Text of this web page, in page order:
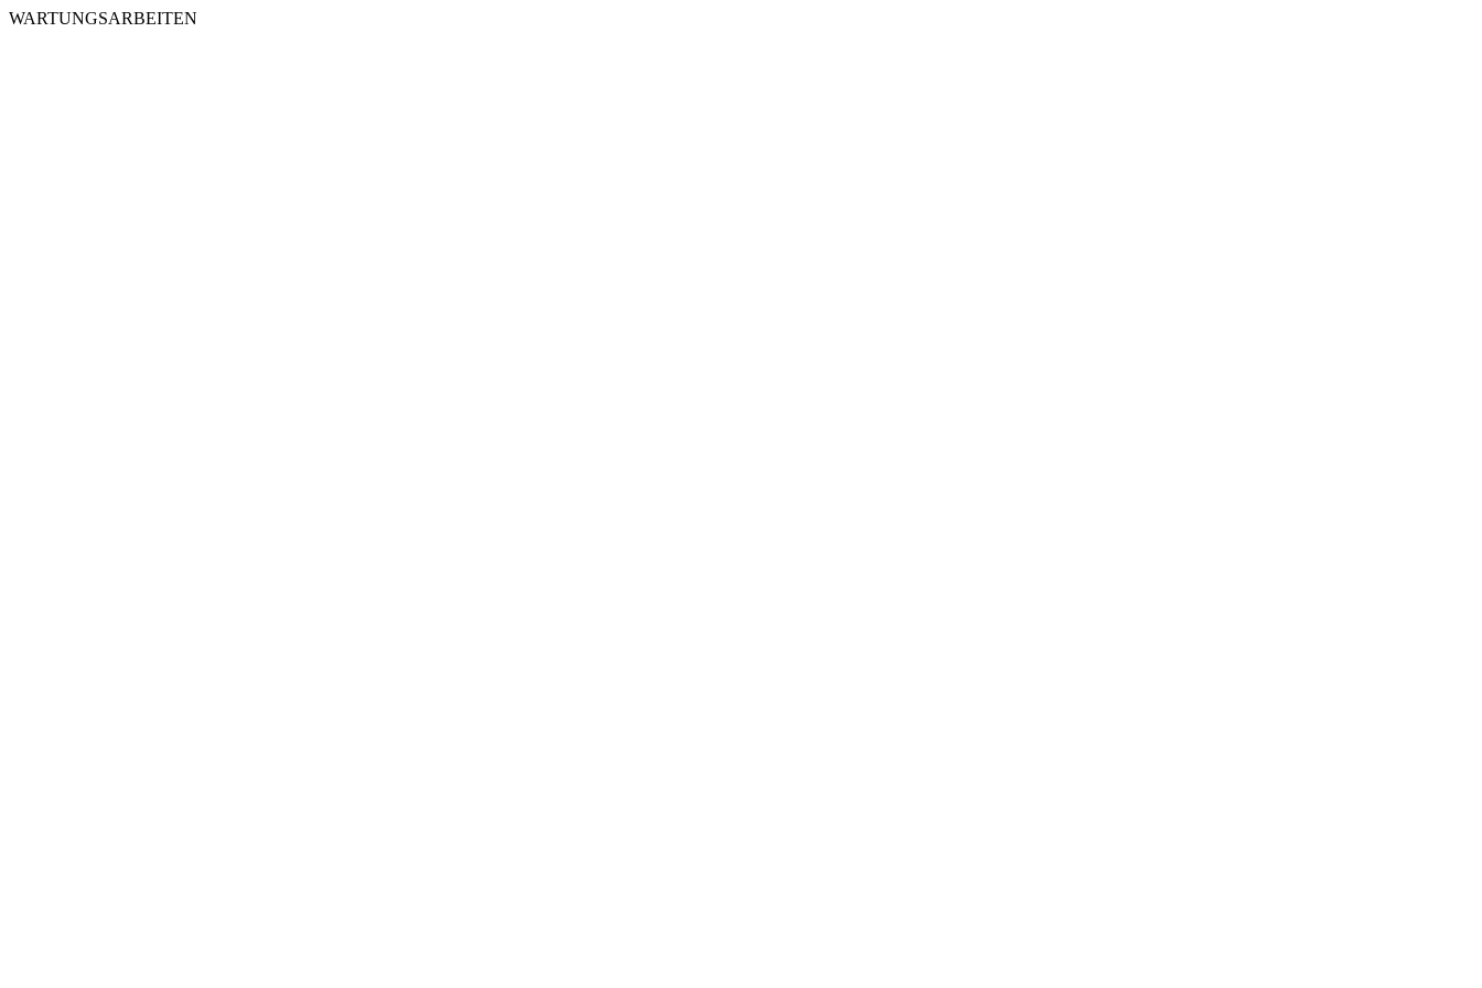
WARTUNGSARBEITEN